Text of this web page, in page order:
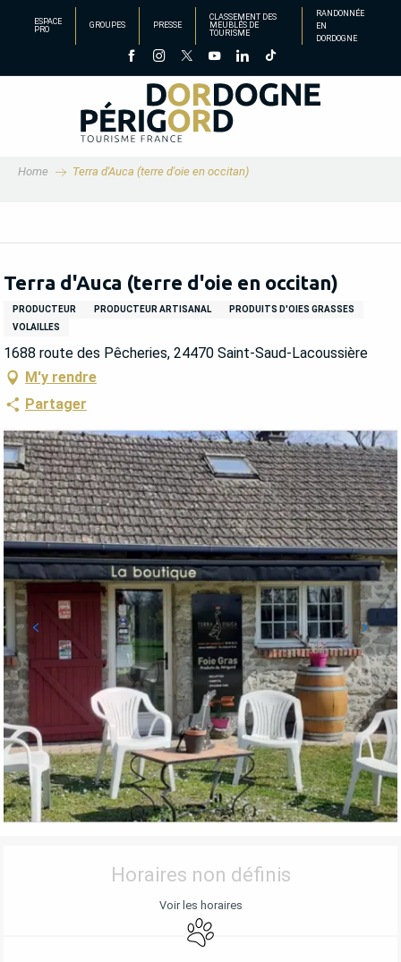
principal
ESPACE
PRO
GROUPES PRESSE
CLASSEMENT DES
MEUBLÉS DE
TOURISME
RANDONNÉE
EN
DORDOGNE
Home Terra d'Auca (terre d'oie en occitan)
Terra d'Auca (terre d'oie en occitan)
PRODUCTEUR PRODUCTEUR ARTISANAL
PRODUITS D'OIES GRASSES
VOLAILLES
1688 route des Pêcheries, 24470 Saint-Saud-Lacoussière
M'y rendre
Partager
OUVERTURE ET COORDONNÉES
Horaires non définis
Voir les horaires
Animaux acceptés